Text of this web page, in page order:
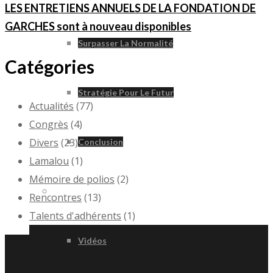
Surpasser La Normalité
Stratégie Pour Le Futur
Conclusion
Vidéos
LES ENTRETIENS ANNUELS DE LA FONDATION DE
GARCHES sont à nouveau disponibles
Catégories
Actualités (77)
Congrès (4)
Divers (23)
Lamalou (1)
Mémoire de polios (2)
Rencontres (13)
Talents d'adhérents (1)